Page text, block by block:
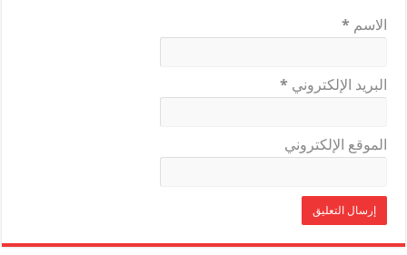
الاسم *
البريد الإلكتروني *
الموقع الإلكتروني